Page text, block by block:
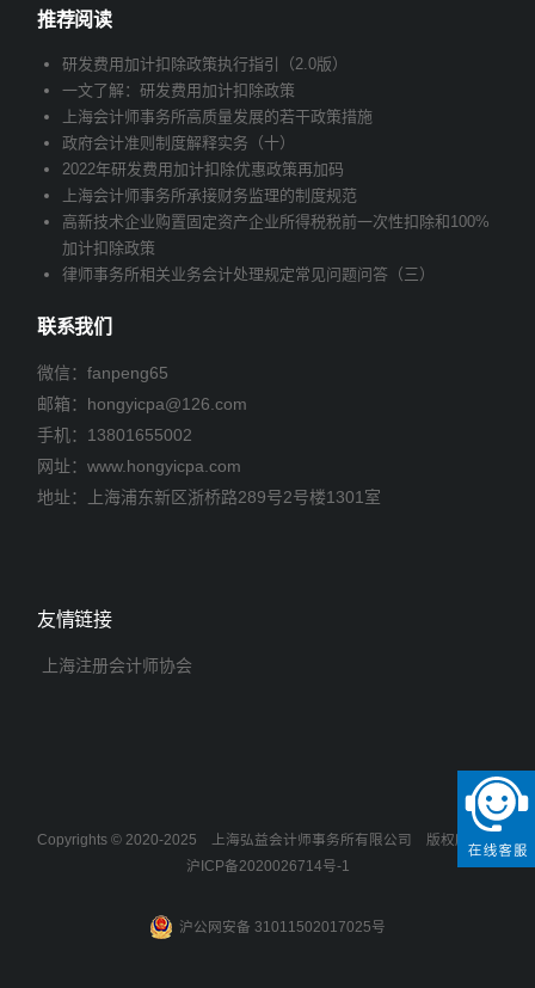
推荐阅读
研发费用加计扣除政策执行指引（2.0版）
一文了解：研发费用加计扣除政策
上海会计师事务所高质量发展的若干政策措施
政府会计准则制度解释实务（十）
2022年研发费用加计扣除优惠政策再加码
上海会计师事务所承接财务监理的制度规范
高新技术企业购置固定资产企业所得税税前一次性扣除和100%
加计扣除政策
律师事务所相关业务会计处理规定常见问题问答（三）
联系我们
微信：fanpeng65
邮箱： hongyicpa@126.com
手机： 13801655002
网址：www.hongyicpa.com
地址：上海浦东新区浙桥路289号2号楼1301室
友情链接
上海注册会计师协会
Copyrights © 2020-2025 上海弘益会计师事务所有限公司 版权所有
沪ICP备2020026714号-1
沪公网安备 31011502017025号